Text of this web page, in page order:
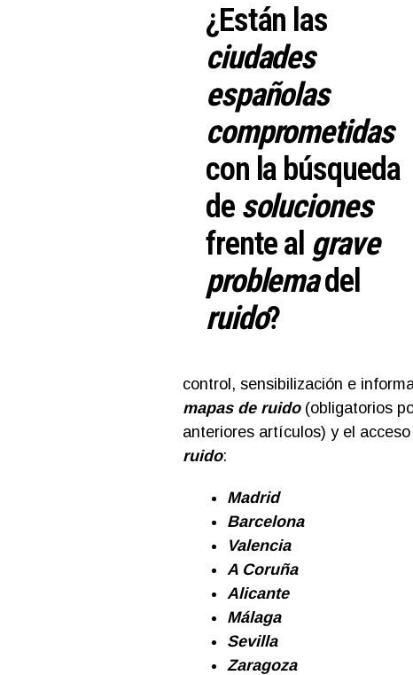
¿Están las
ciudades
españolas
comprometidas
con la búsqueda
de soluciones
frente al grave
problemadel
ruido?
control, sensibilización e
mapas de ruido(obligatorios
anteriores artículos) y el
ruido:
Madrid
Barcelona
Valencia
A Coruña
Alicante
Málaga
Sevilla
Zaragoza